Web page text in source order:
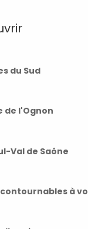
du Sud
de l'Ognon
Val de Saône
à
amis ou
cet
Il se